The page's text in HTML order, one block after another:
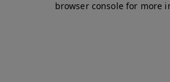
browser console for more